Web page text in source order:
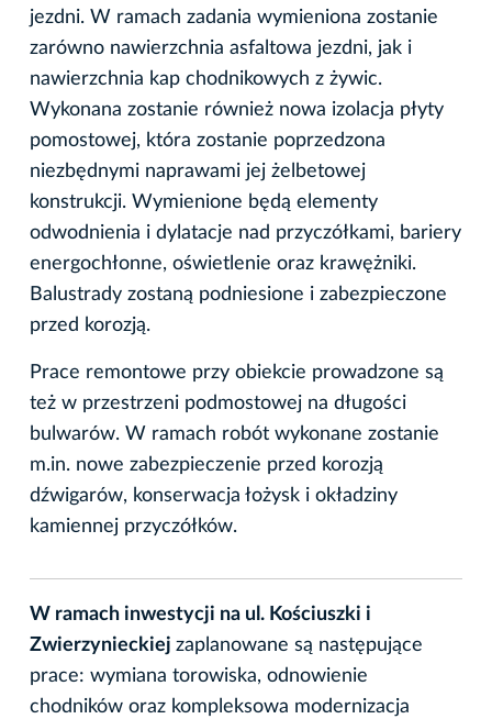
jezdni. W ramach zadania wymieniona zostanie
zarówno nawierzchnia asfaltowa jezdni, jak i
nawierzchnia kap chodnikowych z żywic.
Wykonana zostanie również nowa izolacja płyty
pomostowej, która zostanie poprzedzona
niezbędnymi naprawami jej żelbetowej
konstrukcji. Wymienione będą elementy
odwodnienia i dylatacje nad przyczółkami, bariery
energochłonne, oświetlenie oraz krawężniki.
Balustrady zostaną podniesione i zabezpieczone
przed korozją.
Prace remontowe przy obiekcie prowadzone są
też w przestrzeni podmostowej na długości
bulwarów. W ramach robót wykonane zostanie
m.in. nowe zabezpieczenie przed korozją
dźwigarów, konserwacja łożysk i okładziny
kamiennej przyczółków.
W ramach inwestycji na ul. Kościuszki i
Zwierzynieckiej zaplanowane są następujące
prace: wymiana torowiska, odnowienie
chodników oraz kompleksowa modernizacja